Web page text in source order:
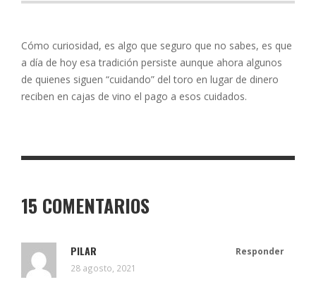
Cómo curiosidad, es algo que seguro que no sabes, es que
a día de hoy esa tradición persiste aunque ahora algunos
de quienes siguen “cuidando” del toro en lugar de dinero
reciben en cajas de vino el pago a esos cuidados.
15 COMENTARIOS
PILAR
28 agosto, 2021
Responder